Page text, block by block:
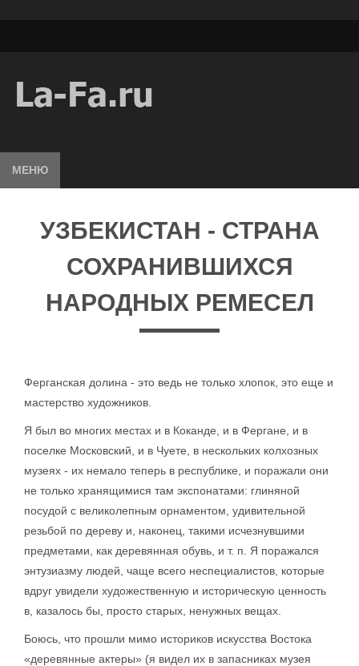
МЕНЮ
УЗБЕКИСТАН - СТРАНА
СОХРАНИВШИХСЯ
НАРОДНЫХ РЕМЕСЕЛ
Ферганская долина - это ведь не только хлопок, это еще и
мастерство художников.
Я был во многих местах и в Коканде, и в Фергане, и в
поселке Московский, и в Чуете, в нескольких колхозных
музеях - их немало теперь в республике, и поражали они
не только хранящимися там экспонатами: глиняной
посудой с великолепным орнаментом, удивительной
резьбой по дереву и, наконец, такими исчезнувшими
предметами, как деревянная обувь, и т. п. Я поражался
энтузиазму людей, чаще всего неспециалистов, которые
вдруг увидели художественную и историческую ценность
в, казалось бы, просто старых, ненужных вещах.
Боюсь, что прошли мимо историков искусства Востока
«деревянные актеры» (я видел их в запасниках музея